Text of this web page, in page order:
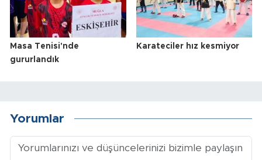
Masa Tenisi'nde
gururlandık
Karateciler hız kesmiyor
Yorumlar